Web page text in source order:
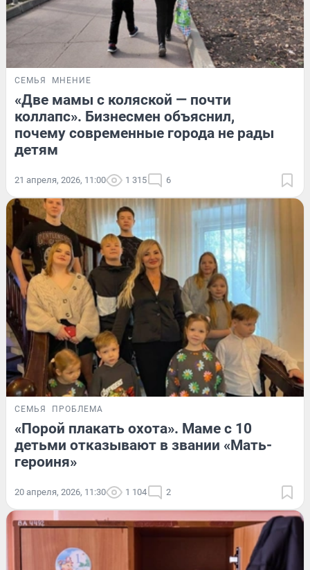
СЕМЬЯ МНЕНИЕ
«Две мамы с коляской — почти
коллапс». Бизнесмен объяснил,
почему современные города не рады
детям
21 апреля, 2026, 11:00 1 315 6
СЕМЬЯ ПРОБЛЕМА
«Порой плакать охота». Маме с 10
детьми отказывают в звании «Мать-
героиня»
20 апреля, 2026, 11:30 1 104 2